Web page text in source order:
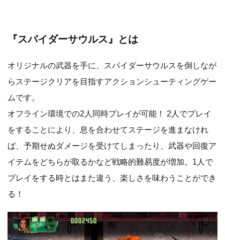
『スパイダーサウルス』とは
オリジナルの武器を手に、スパイダーサウルスを倒しなが
らステージクリアを目指すアクションシューティングゲー
ムです。
オフライン環境での2人同時プレイが可能！ 2人でプレイ
をすることにより、息を合わせてステージを進まなけれ
ば、予期せぬダメージを受けてしまったり、武器や回復ア
イテムをどちらが取るかなど戦略的難易度が増加。1人で
プレイをする時とはまた違う、楽しさを味わうことができ
る！